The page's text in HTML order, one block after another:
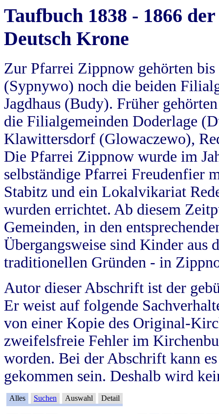
Taufbuch 1838 - 1866
Deutsch Krone
Zur Pfarrei Zippnow gehörten
(Sypnywo) noch die beiden
Jagdhaus (Budy). Früher
die Filialgemeinden Doderlage
Klawittersdorf (Glowaczewo),
Die Pfarrei Zippnow wurde im
selbständige Pfarrei Freudenfier
Stabitz und ein Lokalvikariat
wurden errichtet. Ab diesem
Gemeinden, in den
Übergangsweise sind Kinder aus
traditionellen Gründen - in
Autor dieser Abschrift ist der
Er weist auf folgende
von einer Kopie des Original-
zweifelsfreie Fehler im
worden. Bei der Abschrift kann
gekommen sein. Deshalb wird
Alles Suchen Auswahl Detail